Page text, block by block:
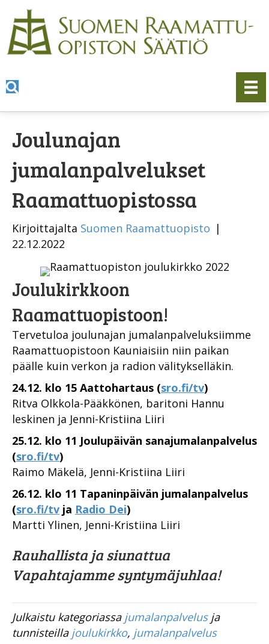
Joulunajan
jumalanpalvelukset
Raamattuopistossa
Kirjoittajalta Suomen Raamattuopisto |
22.12.2022
Joulukirkkoon
Raamattuopistoon!
Tervetuloa joulunajan jumalanpalveluksiimme
Raamattuopistoon Kauniaisiin niin paikan
päälle kuin verkon ja radion välitykselläkin.
24.12. klo 15 Aattohartaus (sro.fi/tv)
Ritva Olkkola-Pääkkönen, baritoni Hannu
leskinen ja Jenni-Kristiina Liiri
25.12. klo 11 Joulupäivän sanajumalanpalvelus
(sro.fi/tv)
Raimo Mäkelä, Jenni-Kristiina Liiri
26.12. klo 11 Tapaninpäivän jumalanpalvelus
(sro.fi/tv ja Radio Dei)
Martti Ylinen, Jenni-Kristiina Liiri
Rauhallista ja siunattua
Vapahtajamme syntymäjuhlaa!
Julkaistu kategoriassa jumalanpalvelusja
tunnisteilla joulukirkko, jumalanpalvelus